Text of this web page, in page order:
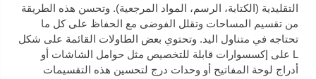
التقليدية (الكتابة، الرسم، المواد المرجعية). وتحسن هذه الطريقة
من تقسيم المساحات وتقلل الفوضى مع الحفاظ على كل ما
تحتاجه في متناول اليد. وتحتوي بعض الطاولات القائمة على شكل
L على إكسسوارات قابلة للتخصيص مثل حوامل الشاشات أو
أدراج لوحة المفاتيح أو وحدات درج لتحسين هذه التقسيمات